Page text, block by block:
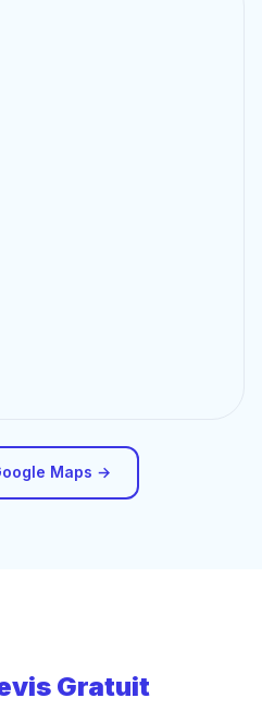
Maps →
Gratuit